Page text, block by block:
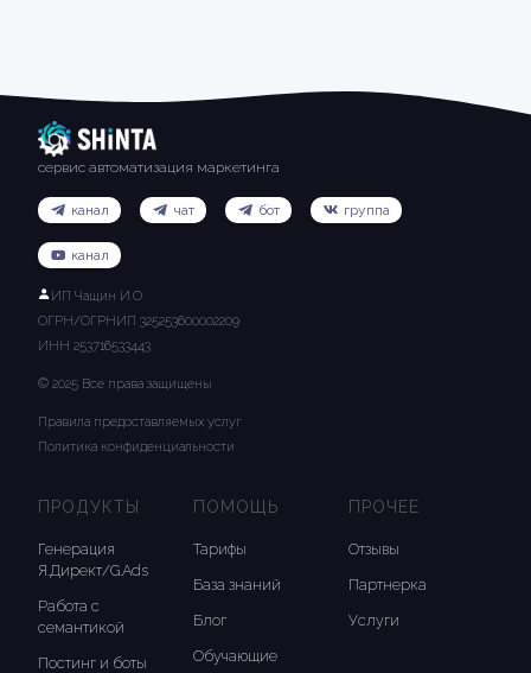
сервис автоматизация маркетинга
канал чат бот группа
канал
ИП Чащин И.О
ОГРН/ОГРНИП 325253600002209
ИНН 253716533443
© 2025 Все права защищены
Правила предоставляемых услуг
Политика конфиденциальности
ПРОДУКТЫ
Генерация
Я.Директ/G.Ads
Работа с
семантикой
Постинг и боты
ПОМОЩЬ
Тарифы
База знаний
Блог
Обучающие
ПРОЧЕЕ
Отзывы
Партнерка
Услуги